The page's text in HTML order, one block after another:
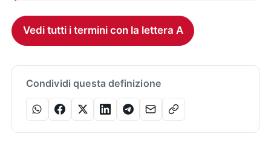
Vedi tutti i termini con la lettera A
Condividi questa definizione